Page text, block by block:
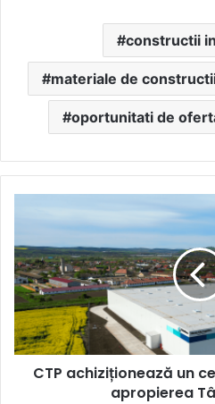
constructii
materiale de
oportunitati de
achiziționează
centru
logistic
major
în
apropierea
Târgu
MureșCTP achiziționează un
apropierea